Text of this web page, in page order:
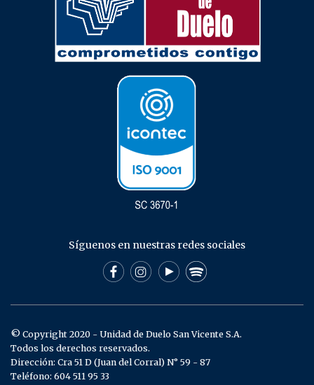
Síguenos en nuestras redes sociales
© Copyright 2020 - Unidad de Duelo San Vicente S.A.
Todos los derechos reservados.
Dirección: Cra 51 D (Juan del Corral) N° 59 - 87
Teléfono: 604 511 95 33